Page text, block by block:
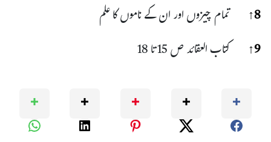
8
↑
تمام چیزوں اور ان کے ناموں کا علم
9
↑ کتاب العقائد ص 15 تا 18